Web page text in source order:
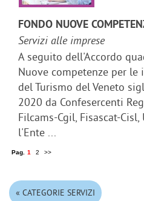
FONDO NUOVE
Servizi alle imprese
A seguito dell'Accordo
Nuove competenze per le
del Turismo del Veneto
2020 da Confesercenti
Filcams-Cgil, Fisascat-
l'Ente ...
Pag. 1 2 >>
« CATEGORIE SERVIZI